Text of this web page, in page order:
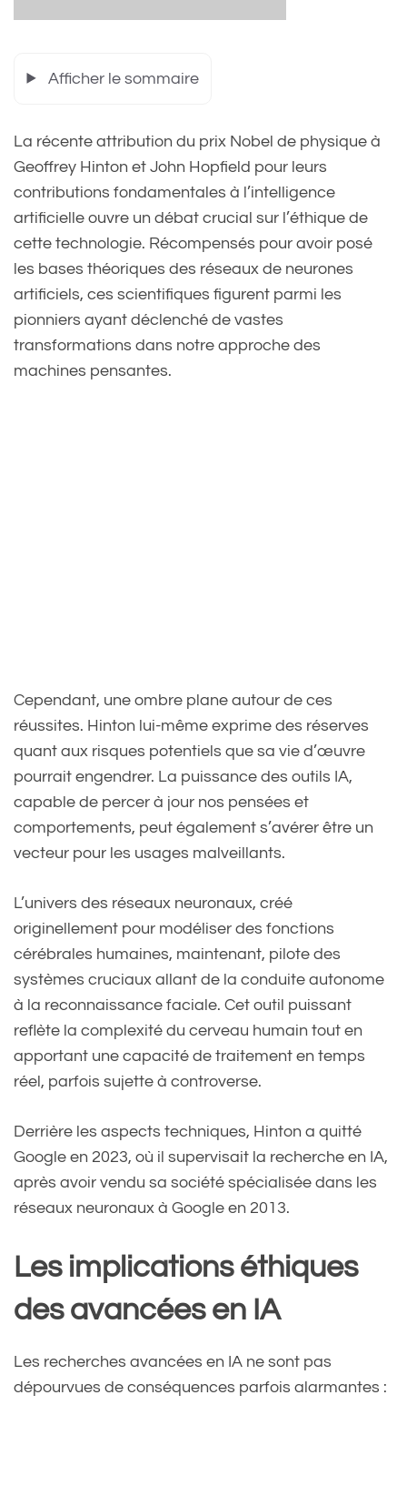
Afficher le sommaire
La récente attribution du prix Nobel de physique à
Geoffrey Hinton et John Hopfield pour leurs
contributions fondamentales à l’intelligence
artificielle ouvre un débat crucial sur l’éthique de
cette technologie. Récompensés pour avoir posé
les bases théoriques des réseaux de neurones
artificiels, ces scientifiques figurent parmi les
pionniers ayant déclenché de vastes
transformations dans notre approche des
machines pensantes.
Cependant, une ombre plane autour de ces
réussites. Hinton lui-même exprime des réserves
quant aux risques potentiels que sa vie d’œuvre
pourrait engendrer. La puissance des outils IA,
capable de percer à jour nos pensées et
comportements, peut également s’avérer être un
vecteur pour les usages malveillants.
L’univers des réseaux neuronaux, créé
originellement pour modéliser des fonctions
cérébrales humaines, maintenant, pilote des
systèmes cruciaux allant de la conduite autonome
à la reconnaissance faciale. Cet outil puissant
reflète la complexité du cerveau humain tout en
apportant une capacité de traitement en temps
réel, parfois sujette à controverse.
Derrière les aspects techniques, Hinton a quitté
Google en 2023, où il supervisait la recherche en IA,
après avoir vendu sa société spécialisée dans les
réseaux neuronaux à Google en 2013.
Les implications éthiques
des avancées en IA
Les recherches avancées en IA ne sont pas
dépourvues de conséquences parfois alarmantes :